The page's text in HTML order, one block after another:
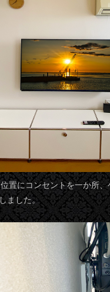
置にコンセントを一か所
ました。